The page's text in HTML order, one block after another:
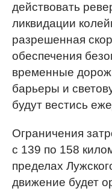
действовать
ликвидации
разрешенная
обеспечения
временные
барьеры и
будут вестись
Ограничения
с 139 по 158
пределах
движение будет